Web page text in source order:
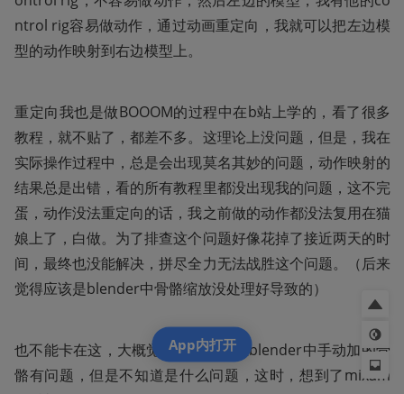
ntrol rig容易做动作，通过动画重定向，我就可以把左边模
型的动作映射到右边模型上。
重定向我也是做BOOOM的过程中在b站上学的，看了很多
教程，就不贴了，都差不多。这理论上没问题，但是，我在
实际操作过程中，总是会出现莫名其妙的问题，动作映射的
结果总是出错，看的所有教程里都没出现我的问题，这不完
蛋，动作没法重定向的话，我之前做的动作都没法复用在猫
娘上了，白做。为了排查这个问题好像花掉了接近两天的时
间，最终也没能解决，拼尽全力无法战胜这个问题。（后来
觉得应该是blender中骨骼缩放没处理好导致的）
也不能卡在这，大概觉得是我自己在blender中手动加的骨
骼有问题，但是不知道是什么问题，这时，想到了mixam
App内打开